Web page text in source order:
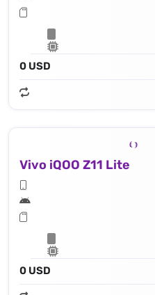
0 USD
Vivo iQOO Z11 Lite
0 USD